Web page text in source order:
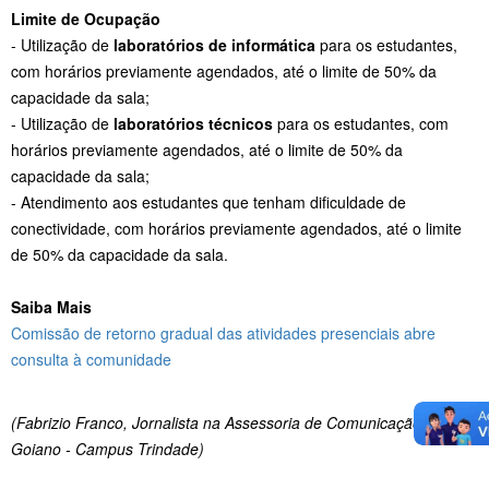
Limite de Ocupação
- Utilização de laboratórios de informática para os estudantes,
com horários previamente agendados, até o limite de 50% da
capacidade da sala;
- Utilização de laboratórios técnicos para os estudantes, com
horários previamente agendados, até o limite de 50% da
capacidade da sala;
- Atendimento aos estudantes que tenham dificuldade de
conectividade, com horários previamente agendados, até o limite
de 50% da capacidade da sala.
Saiba Mais
Comissão de retorno gradual das atividades presenciais abre
consulta à comunidade
(Fabrizio Franco, Jornalista na Assessoria de Comunicação do IF
Goiano - Campus Trindade)